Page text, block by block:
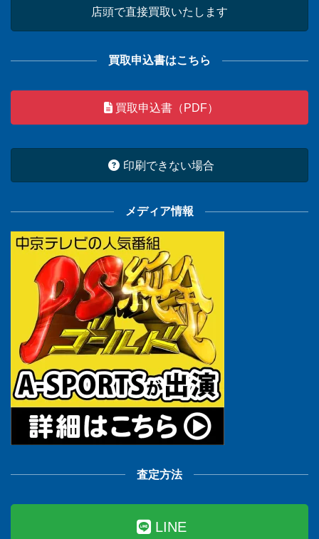
店頭で直接買取いたします
買取申込書はこちら
買取申込書（PDF）
印刷できない場合
メディア情報
査定方法
LINE